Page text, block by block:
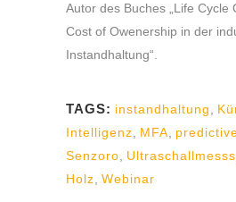
Autor des Buches „Life Cycle
Cost of Owenership in der
Instandhaltung“.
TAGS: instandhaltung,
Intelligenz, MFA,
Senzoro,
Holz, Webinar